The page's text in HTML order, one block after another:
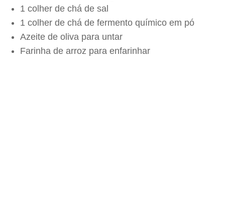
1 colher de chá de sal
1 colher de chá de fermento químico em pó
Azeite de oliva para untar
Farinha de arroz para enfarinhar